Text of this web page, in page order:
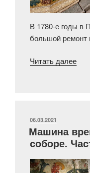
В 1780-е годы в
большой
Читать далее
3»
ОПУБЛИКОВАНО
06.03.2021
Машина
соборе.